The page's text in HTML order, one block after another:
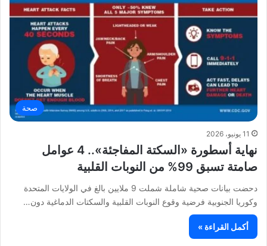
صحة
11 يونيو، 2026
نهاية أسطورة «السكتة المفاجئة».. 4 عوامل
صامتة تسبق 99% من النوبات القلبية
دحضت بيانات صحية شاملة شملت 9 ملايين بالغ في الولايات المتحدة
وكوريا الجنوبية فرضية وقوع النوبات القلبية والسكتات الدماغية دون…
أكمل القراءة »